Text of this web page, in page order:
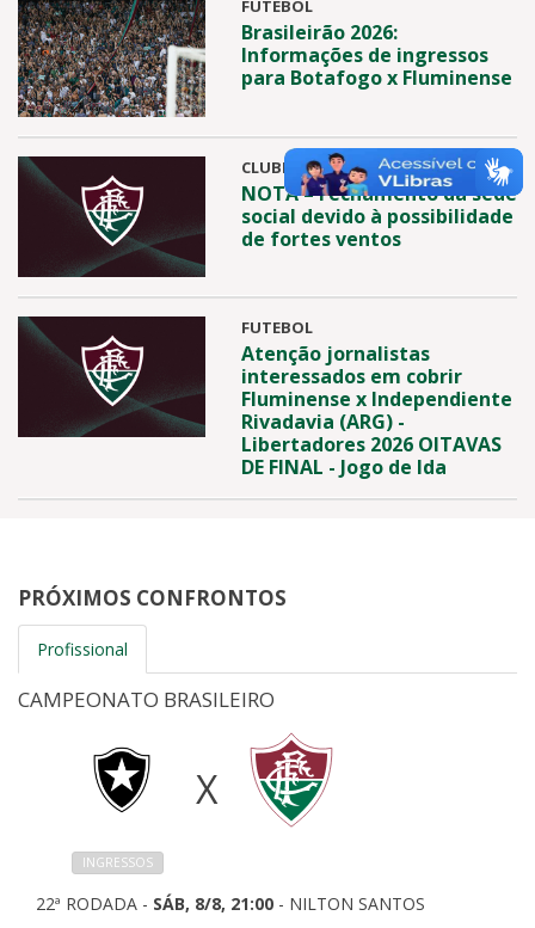
FUTEBOL
Brasileirão 2026:
Informações de ingressos
para Botafogo x Fluminense
CLUBE
NOTA – Fechamento da sede
social devido à possibilidade
de fortes ventos
FUTEBOL
Atenção jornalistas
interessados em cobrir
Fluminense x Independiente
Rivadavia (ARG) -
Libertadores 2026 OITAVAS
DE FINAL - Jogo de Ida
PRÓXIMOS CONFRONTOS
Profissional
CAMPEONATO BRASILEIRO
X
INGRESSOS
22ª RODADA - SÁB, 8/8, 21:00 - NILTON SANTOS